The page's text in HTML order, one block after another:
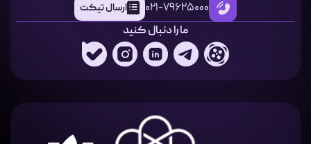
021-79625000 ارسال تیکت
ما را دنبال کنید